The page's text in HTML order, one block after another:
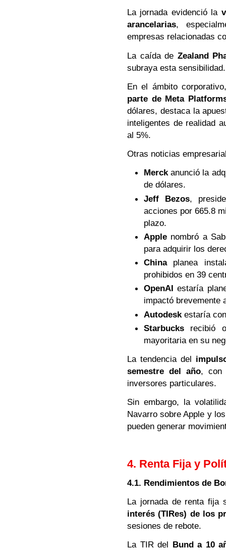
La jornada evidenció la
arancelarias,
empresas relacionadas
La caída de Zealand
subraya esta sensibilidad.
En el ámbito
parte de Meta
dólares, destaca la
inteligentes de realidad
al 5%.
Otras noticias
Merckanunció la
de dólares.
Jeff Bezos,
acciones por 665.8
plazo.
Apple nombró a
para adquirir los
Chinaplanea
prohibidos en 39
OpenAI estaría
impactó brevemente
Autodesk estaría
Starbucks recibió
mayoritaria en su
La tendencia del
semestre del año, con
inversores particulares.
Sin embargo, la
Navarro sobre Apple y
pueden generar
4. Renta Fija y
4.1. Rendimientos de
La jornada de renta fija
interés (TIRes) de los
sesiones de rebote.
La TIR del Bund a 10